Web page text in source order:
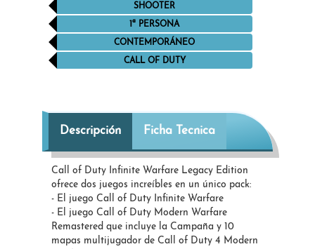
SHOOTER
1ª PERSONA
CONTEMPORÁNEO
CALL OF DUTY
Descripción Ficha Tecnica
Call of Duty Infinite Warfare Legacy Edition
ofrece dos juegos increíbles en un único pack:
- El juego Call of Duty Infinite Warfare
- El juego Call of Duty Modern Warfare
Remastered que incluye la Campaña y 10
mapas multijugador de Call of Duty 4 Modern